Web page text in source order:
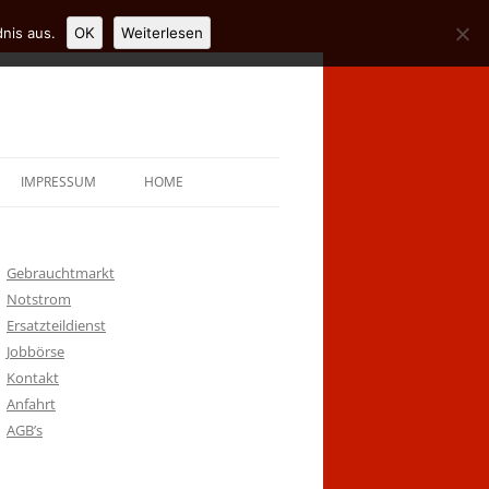
IMPRESSUM HOME
Gebrauchtmarkt
Notstrom
Ersatzteildienst
Jobbörse
Kontakt
Anfahrt
AGB’s
aus. OK Weiterlesen